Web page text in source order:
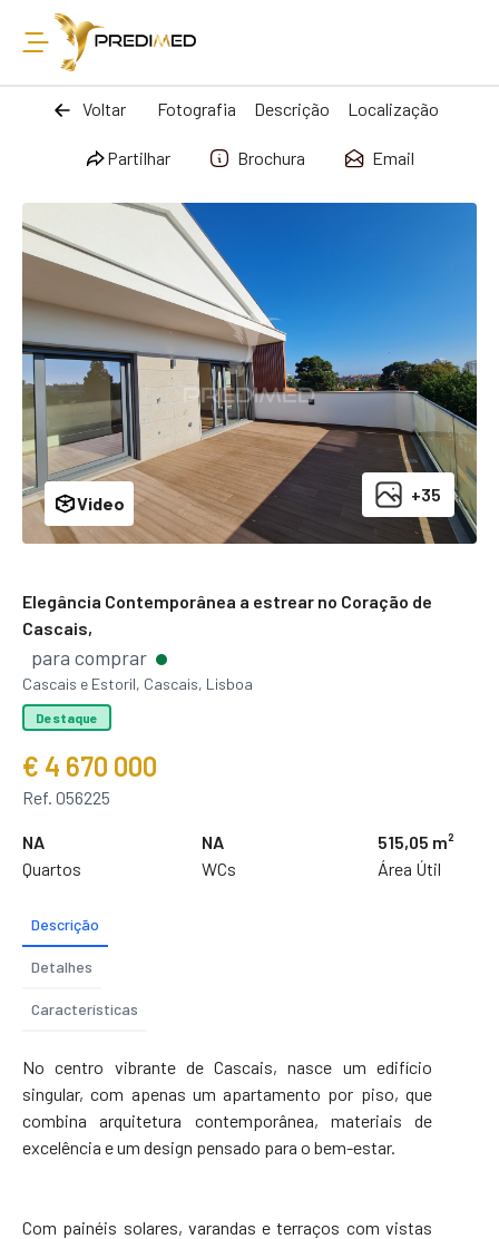
Voltar Fotografia Descrição Localização
Partilhar Brochura Email
+35
Video
Elegância Contemporânea a estrear no Coração de
Cascais,
para comprar
Cascais e Estoril, Cascais, Lisboa
Destaque
€ 4 670 000
Ref. 056225
NA
Quartos
NA
WCs
515,05 m²
Área Útil
Descrição
Detalhes
Características
No centro vibrante de Cascais, nasce um edifício
singular, com apenas um apartamento por piso, que
combina arquitetura contemporânea, materiais de
excelência e um design pensado para o bem-estar.
Com painéis solares, varandas e terraços com vistas